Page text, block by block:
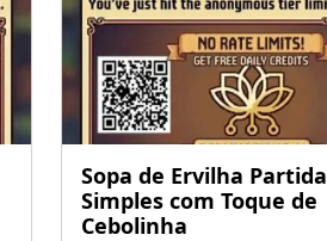
Sopa de Ervilha Partida
Simples com Toque de
Cebolinha